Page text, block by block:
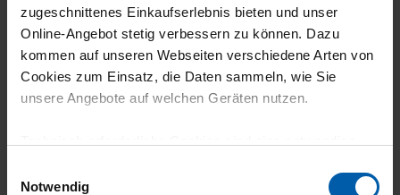
zugeschnittenes Einkaufserlebnis bieten und unser
Online-Angebot stetig verbessern zu können. Dazu
kommen auf unseren Webseiten verschiedene Arten von
Cookies zum Einsatz, die Daten sammeln, wie Sie
unsere Angebote auf welchen Geräten nutzen.
grundlegende Funktionen wie etwa zur Auswahl und
Notwendig
climate-neutral
shipping
Family business